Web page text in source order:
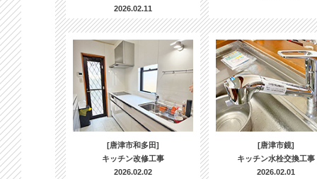
2026.02.11
[唐津市和多田]
キッチン改修工事
2026.02.02
[唐津市鏡]
キッチン水栓交換工事
2026.02.01